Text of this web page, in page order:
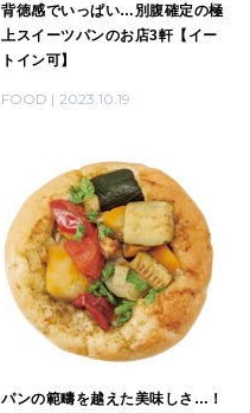
背徳感でいっぱい…別腹確定の極
上スイーツパンのお店3軒【イー
トイン可】
FOOD 2023.10.19
パンの範疇を越えた美味しさ…！